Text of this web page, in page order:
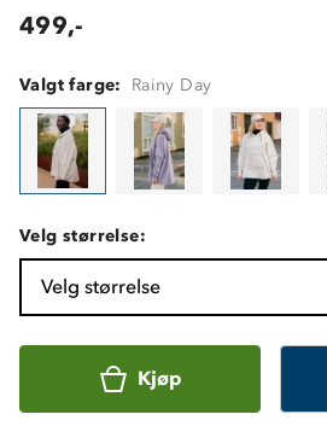
499,-
Valgt farge: Rainy Day
Velg størrelse:
Velg størrelse
Kjøp